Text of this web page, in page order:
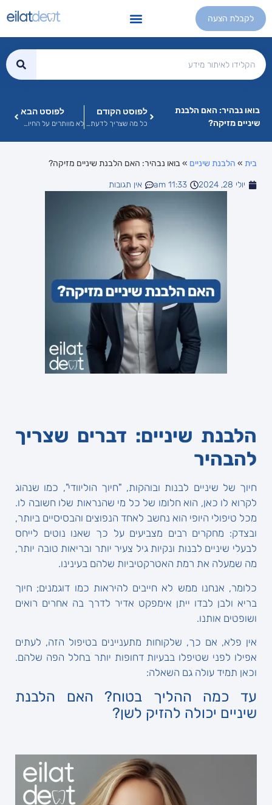
לקבלת הצעה
בואו נבהיר: האם הלבנת
שיניים מזיקה?
לפוסט הקודם לפוסט הבא
בית » הלבנת שיניים »בואו נבהיר: האם הלבנת שיניים מזיקה?
יולי 28, 2024 11:33 am אין תגובות
הלבנת שיניים: דברים שצריך
להבהיר
חיוך של שיניים לבנות ובוהקות, "חיוך הוליוודי", כמו שנהוג
לקרוא לו כאן, הוא חלומו של כל מי שהנראות שלו חשובה לו.
מכל טיפולי היופי הוא נחשב לאחד הנפוצים והבסיסיים ביותר,
ובצדק: מחקרים רבים מצביעים על כך שאנו נוטים לייחס
לבעלי שיניים לבנות ונקיות גיל צעיר יותר ובריאות טובה יותר,
מה שמעלה את רמת האטרקטיביות שלהם בעינינו.
כלומר, אנחנו ממש לא חייבים להיראות כמו דוגמנים; חיוך
בריא ולבן לבדו ייתן אימפקט אדיר לדרך בה אחרים רואים
ושופטים אותנו.
אין פלא, אם כך, שלקוחות מתעניינים בטיפול הזה, לעתים
אפילו לפני שטיפלו בבעיות דחופות יותר בחלל הפה שלהם.
וכאן תמיד עולה גם השאלה:
עד כמה ההליך בטוח? האם הלבנת
שיניים יכולה להזיק לשן?